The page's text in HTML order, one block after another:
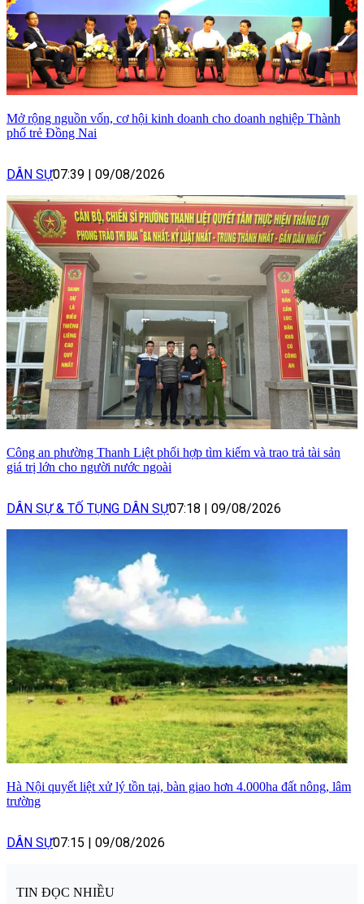
Mở rộng nguồn vốn, cơ hội kinh doanh cho doanh nghiệp Thành
phố trẻ Đồng Nai
DÂN SỰ07:39 09/08/2026
Công an phường Thanh Liệt phối hợp tìm kiếm và trao trả tài sản
giá trị lớn cho người nước ngoài
DÂN SỰ & TỐ TỤNG DÂN SỰ07:18 09/08/2026
Hà Nội quyết liệt xử lý tồn tại, bàn giao hơn 4.000ha đất nông, lâm
trường
DÂN SỰ07:15 09/08/2026
TIN ĐỌC NHIỀU